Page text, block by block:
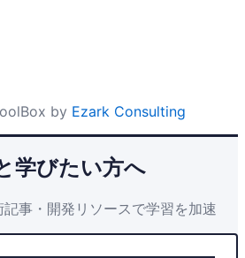
by Ezark Consulting
学びたい方へ
事・開発リソースで学習を加速